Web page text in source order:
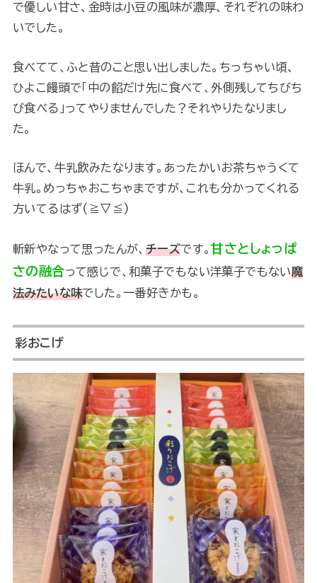
で優しい甘さ、金時は小豆の風味が濃厚、それぞれの味わ
いでした。
食べてて、ふと昔のこと思い出しました。ちっちゃい頃、
ひよこ饅頭で「中の餡だけ先に食べて、外側残してちびち
び食べる」ってやりませんでした？それやりたなりまし
た。
ほんで、牛乳飲みたなります。あったかいお茶ちゃうくて
牛乳。めっちゃおこちゃまですが、これも分かってくれる
方いてるはず(≧▽≦)
斬新やなって思ったんが、 チーズです。甘さとしょっぱ
さの融合って感じで、和菓子でもない洋菓子でもない魔
法みたいな味でした。一番好きかも。
彩おこげ